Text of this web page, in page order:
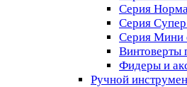
Серия Норма
Серия
Серия Мини
Винтоверты
Фидеры и
Ручной